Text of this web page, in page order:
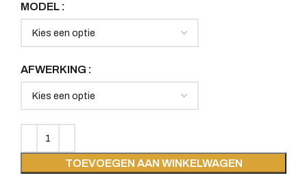
MODEL
AFWERKING
TOEVOEGEN AAN WINKELWAGEN